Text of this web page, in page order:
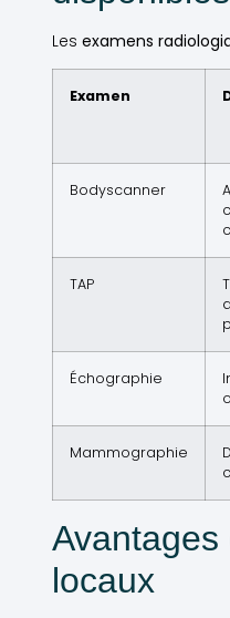
Les examens
Examen
Bodyscanner
TAP
Échographie
Mammographie
locaux